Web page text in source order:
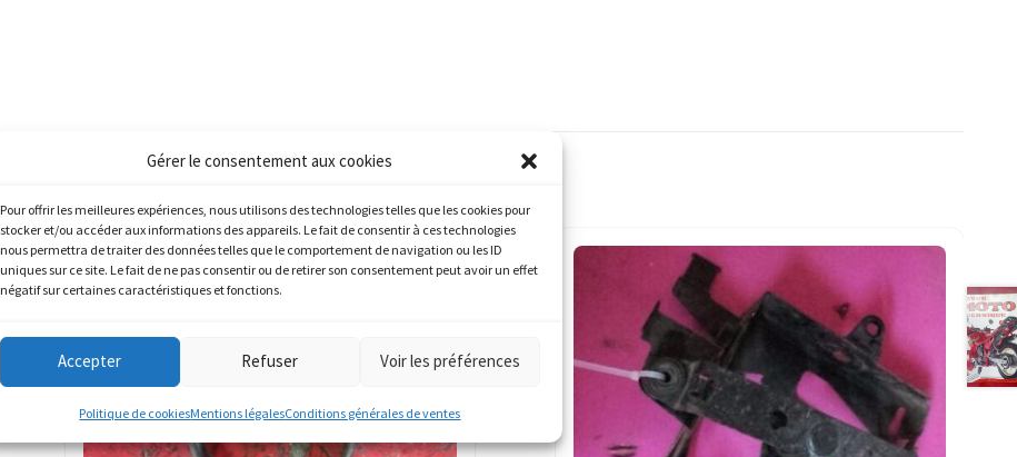
Gérer le consentement aux cookies
Pour offrir les meilleures expériences, nous utilisons des technologies telles que les cookies pour
stocker et/ou accéder aux informations des appareils. Le fait de consentir à ces technologies
nous permettra de traiter des données telles que le comportement de navigation ou les ID
uniques sur ce site. Le fait de ne pas consentir ou de retirer son consentement peut avoir un effet
négatif sur certaines caractéristiques et fonctions.
Accepter Refuser Voir les préférences
Politique de cookiesMentions légalesConditions générales de ventes